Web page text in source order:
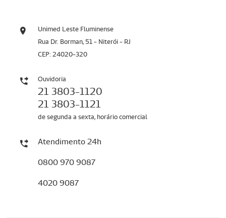
Unimed Leste Fluminense
Rua Dr. Borman, 51 - Niterói - RJ
CEP: 24020-320
Ouvidoria
21 3803-1120
21 3803-1121
de segunda a sexta, horário comercial
Atendimento 24h
0800 970 9087
4020 9087